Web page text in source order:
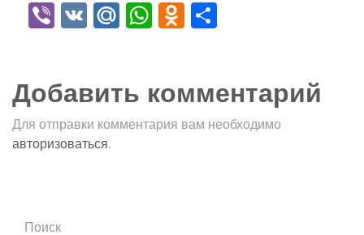
Viber
VK Mail.Ru
WhatsApp
Odnoklassniki
Добавить комментарий
Для отправки комментария вам необходимо
авторизоваться.
Поиск